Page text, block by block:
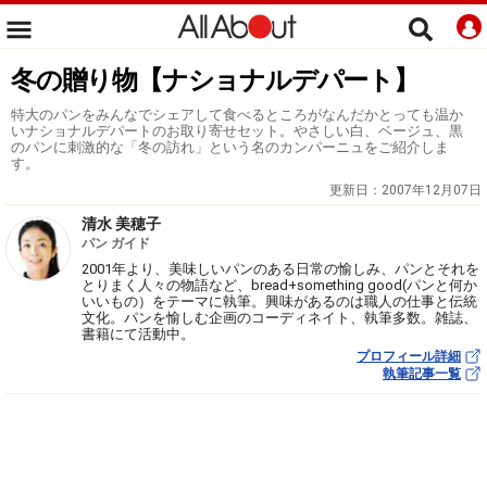
冬の贈り物【ナショナルデパート】
特大のパンをみんなでシェアして食べるところがなんだかとっても温か
いナショナルデパートのお取り寄せセット。やさしい白、ベージュ、黒
のパンに刺激的な「冬の訪れ」という名のカンパーニュをご紹介しま
す。
更新日： 2007年12月07日
清水 美穂子
パン ガイド
2001年より、美味しいパンのある日常の愉しみ、パンとそれを
とりまく人々の物語など、bread+something good(パンと何か
いいもの）をテーマに執筆。興味があるのは職人の仕事と伝統
文化。パンを愉しむ企画のコーディネイト、執筆多数。雑誌、
書籍にて活動中。
プロフィール詳細
執筆記事一覧